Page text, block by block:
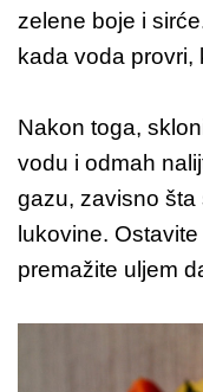
zelene boje i
kada voda provri,
Nakon toga,
vodu i odmah
gazu, zavisno šta
lukovine.
premažite uljem